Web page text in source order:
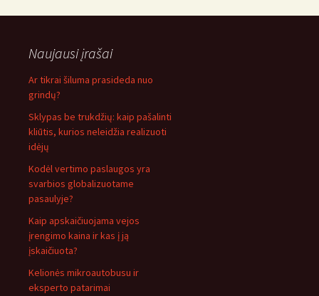
Naujausi įrašai
Ar tikrai šiluma prasideda nuo
grindų?
Sklypas be trukdžių: kaip pašalinti
kliūtis, kurios neleidžia realizuoti
idėjų
Kodėl vertimo paslaugos yra
svarbios globalizuotame
pasaulyje?
Kaip apskaičiuojama vejos
įrengimo kaina ir kas į ją
įskaičiuota?
Kelionės mikroautobusu ir
eksperto patarimai